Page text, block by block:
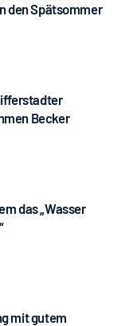
den Spätsommer
Becker
das „Wasser
mit gutem